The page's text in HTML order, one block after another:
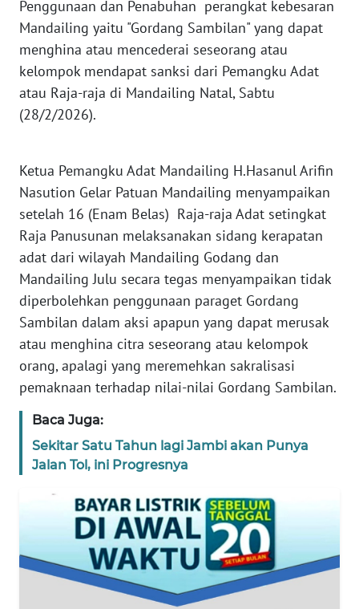
Penggunaan dan Penabuhan perangkat kebesaran
Mandailing yaitu "Gordang Sambilan" yang dapat
menghina atau mencederai seseorang atau
kelompok mendapat sanksi dari Pemangku Adat
atau Raja-raja di Mandailing Natal, Sabtu
(28/2/2026).
Ketua Pemangku Adat Mandailing H.Hasanul Arifin
Nasution Gelar Patuan Mandailing menyampaikan
setelah 16 (Enam Belas) Raja-raja Adat setingkat
Raja Panusunan melaksanakan sidang kerapatan
adat dari wilayah Mandailing Godang dan
Mandailing Julu secara tegas menyampaikan tidak
diperbolehkan penggunaan paraget Gordang
Sambilan dalam aksi apapun yang dapat merusak
atau menghina citra seseorang atau kelompok
orang, apalagi yang meremehkan sakralisasi
pemaknaan terhadap nilai-nilai Gordang Sambilan.
Baca Juga:
Sekitar Satu Tahun lagi Jambi akan Punya
Jalan Tol, ini Progresnya
SUMUT
WN
JAKARTA
WN
WN
BANTEN
WN
NTT
WN
KEPRI
PAPUA
WN
BARAT
SERAMBI